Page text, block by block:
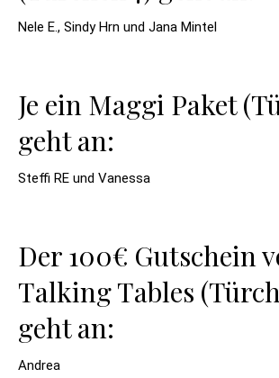
Nele E., Sindy Hrn und Jana Mintel
Je ein Maggi Paket
geht an:
Steffi RE und Vanessa
Der 100€ Gutschein
Talking Tables
geht an:
Andrea